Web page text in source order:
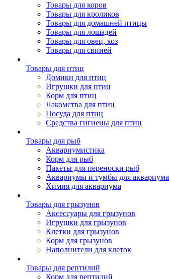
Товары для коров
Товары для кроликов
Товары для домашней птицы
Товары для лошадей
Товары для овец, коз
Товары для свиней
Товары для птиц
Домики для птиц
Игрушки для птиц
Корм для птиц
Лакомства для птиц
Посуда для птиц
Средства гигиены для птиц
Товары для рыб
Аквариумистика
Корм для рыб
Пакеты для переноски рыб
Аквариумы и тумбы для аквариума
Химия для аквариума
Товары для грызунов
Аксессуары для грызунов
Игрушки для грызунов
Клетки для грызунов
Корм для грызунов
Наполнители для клеток
Товары для рептилий
Корм для рептилий